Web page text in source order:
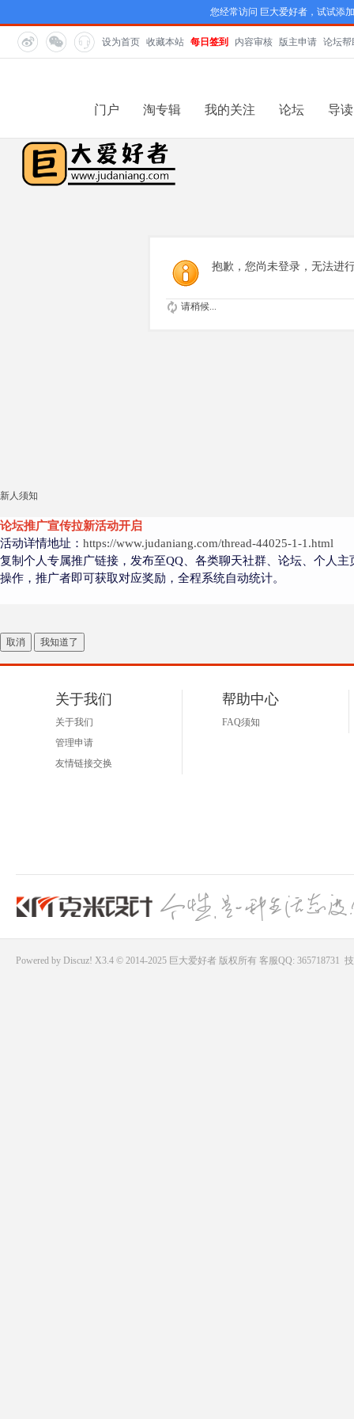
您经常访问 巨大爱好者，试试添
设为首页 收藏本站 每日签到 内容审核 版主申请 论坛帮
门户 淘专辑 我的关注 论坛 导读
抱歉，您尚未登录，无法进
请稍候...
新人须知
论坛推广宣传拉新活动开启
活动详情地址： https://www.judaniang.com/thread-44025-1-1.html
复制个人专属推广链接，发布至QQ、各类聊天社群、论坛、个人
操作，推广者即可获取对应奖励，全程系统自动统计。
取消 我知道了
关于我们
关于我们
管理申请
友情链接交换
帮助中心
FAQ须知
Powered by Discuz! X3.4 © 2014-2025 巨大爱好者版权所有 客服QQ: 365718731